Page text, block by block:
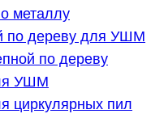
металлу
по дереву для УШМ
по дереву
УШМ
циркулярных пил